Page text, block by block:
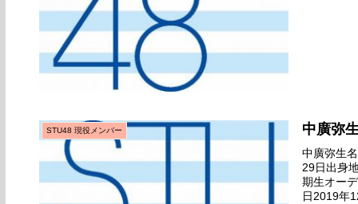
STU48 現役メンバー 中廣弥
中廣弥生
29日出身
期生オー
日2019年